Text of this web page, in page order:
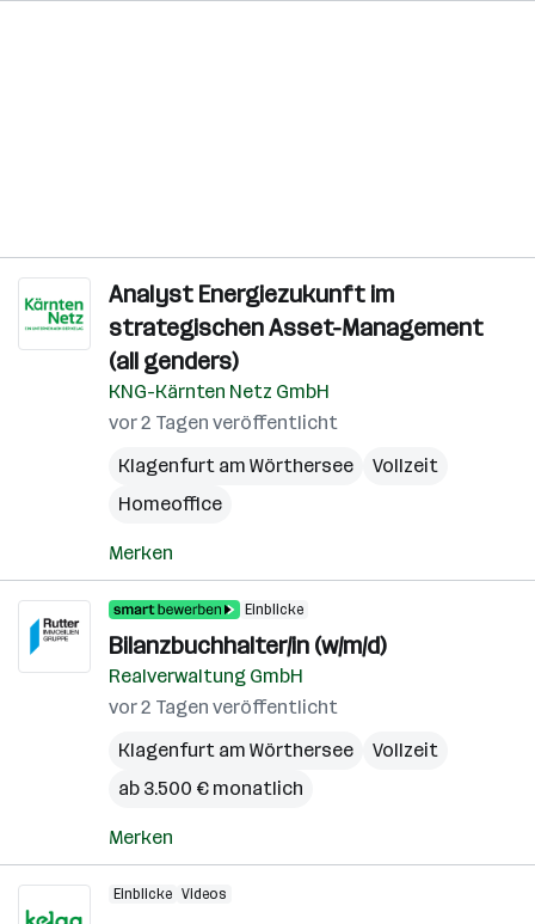
Analyst Energiezukunft im
strategischen Asset-Management
(all genders)
KNG-Kärnten Netz GmbH
vor 2 Tagen veröffentlicht
Klagenfurt am Wörthersee
Vollzeit
Homeoffice
Merken
Einblicke
Bilanzbuchhalter/in (w/m/d)
Realverwaltung GmbH
vor 2 Tagen veröffentlicht
Klagenfurt am Wörthersee
Vollzeit
ab 3.500 € monatlich
Merken
Einblicke Videos